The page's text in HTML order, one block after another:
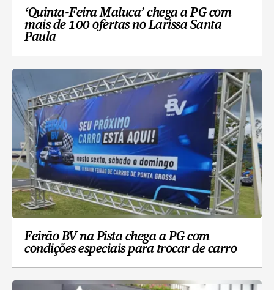
‘Quinta-Feira Maluca’ chega a PG com
mais de 100 ofertas no Larissa Santa
Paula
Feirão BV na Pista chega a PG com
condições especiais para trocar de carro